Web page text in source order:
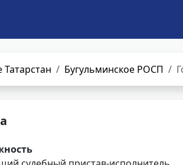
Бугульминское РОСП